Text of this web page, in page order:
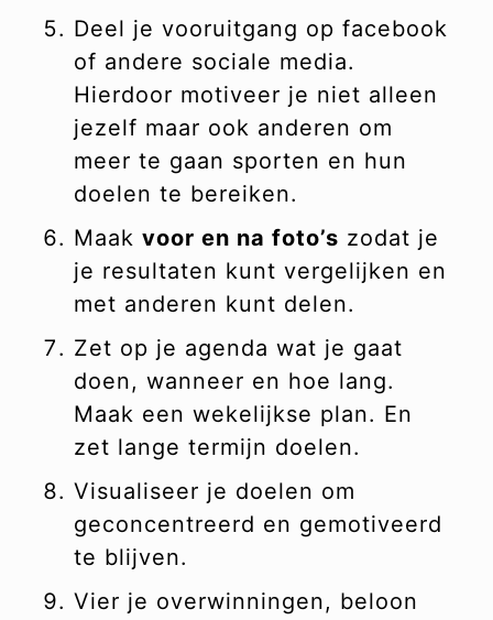
Deel je vooruitgang op facebook
of andere sociale media.
Hierdoor motiveer je niet alleen
jezelf maar ook anderen om
meer te gaan sporten en hun
doelen te bereiken.
Maak voor en na foto’s zodat je
je resultaten kunt vergelijken en
met anderen kunt delen.
Zet op je agenda wat je gaat
doen, wanneer en hoe lang.
Maak een wekelijkse plan. En
zet lange termijn doelen.
Visualiseer je doelen om
geconcentreerd en gemotiveerd
te blijven.
Vier je overwinningen, beloon